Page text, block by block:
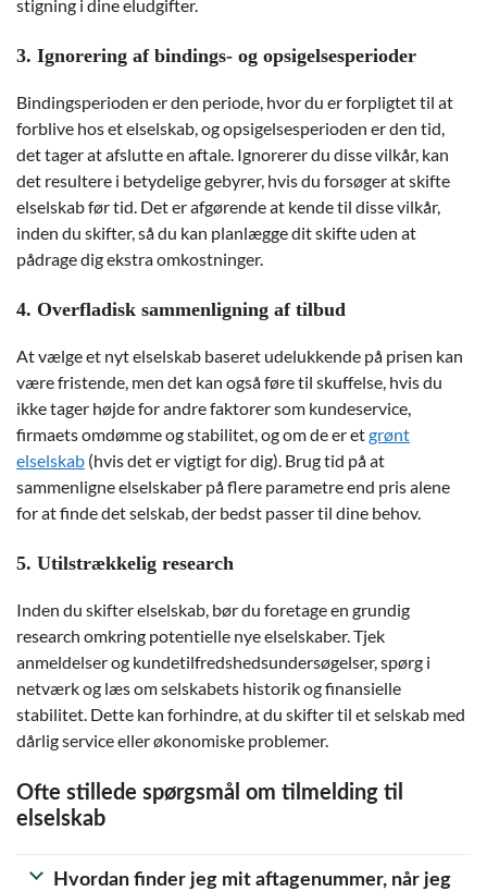
stigning i dine eludgifter.
3. Ignorering af bindings- og opsigelsesperioder
Bindingsperioden er den periode, hvor du er forpligtet til at
forblive hos et elselskab, og opsigelsesperioden er den tid,
det tager at afslutte en aftale. Ignorerer du disse vilkår, kan
det resultere i betydelige gebyrer, hvis du forsøger at skifte
elselskab før tid. Det er afgørende at kende til disse vilkår,
inden du skifter, så du kan planlægge dit skifte uden at
pådrage dig ekstra omkostninger.
4. Overfladisk sammenligning af tilbud
At vælge et nyt elselskab baseret udelukkende på prisen kan
være fristende, men det kan også føre til skuffelse, hvis du
ikke tager højde for andre faktorer som kundeservice,
firmaets omdømme og stabilitet, og om de er etgrønt
elselskab (hvis det er vigtigt for dig). Brug tid på at
sammenligne elselskaber på flere parametre end pris alene
for at finde det selskab, der bedst passer til dine behov.
5. Utilstrækkelig research
Inden du skifter elselskab, bør du foretage en grundig
research omkring potentielle nye elselskaber. Tjek
anmeldelser og kundetilfredshedsundersøgelser, spørg i
netværk og læs om selskabets historik og finansielle
stabilitet. Dette kan forhindre, at du skifter til et selskab med
dårlig service eller økonomiske problemer.
Ofte stillede spørgsmål om tilmelding til
elselskab
Hvordan finder jeg mit aftagenummer, når jeg